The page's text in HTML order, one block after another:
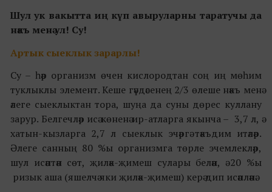
Шул ук вакытта иң күп авыруларны таратучы да
нәкъ менә ул! Су!
Артык сыеклык зарарлы!
Су – һәр организм өчен кислородтан соң иң мөһим
туклыклы элемент. Кеше гәүдәсенең 2/3 өлеше нәкъ менә
әлеге сыеклыктан тора, шуңа да суны дөрес куллану
зарур. Белгечләр исә көненә ир-атларга якынча – 3,7 л, ә
хатын-кызларга 2,7 л сыеклык эчәргә тәкъдим итәләр.
Әлеге санның 80 %ы организмга төрле эчемлекләр,
шул исәптән сөт, җиләк-җимеш сулары белән, ә 20 %ы
ризык аша (яшелчә яки җиләк-җимеш) керә дип исәпләнә.